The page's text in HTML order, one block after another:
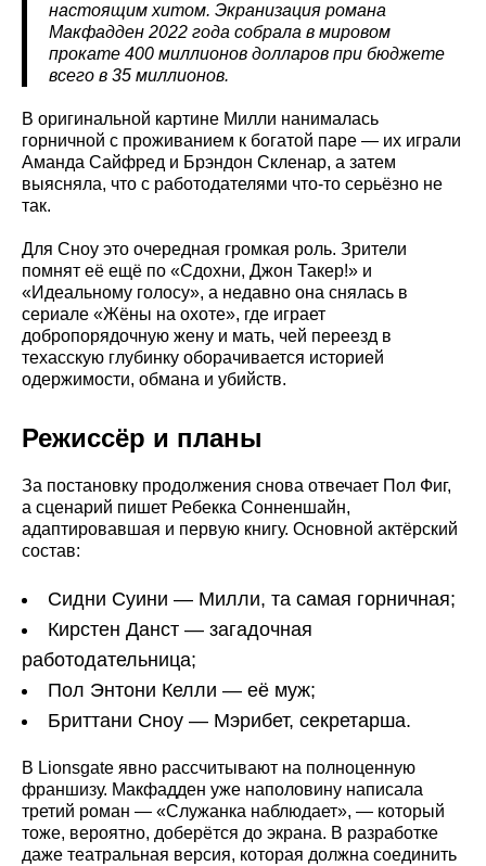
настоящим хитом. Экранизация романа
Макфадден 2022 года собрала в мировом
прокате 400 миллионов долларов при бюджете
всего в 35 миллионов.
В оригинальной картине Милли нанималась
горничной с проживанием к богатой паре — их играли
Аманда Сайфред и Брэндон Скленар, а затем
выясняла, что с работодателями что-то серьёзно не
так.
Для Сноу это очередная громкая роль. Зрители
помнят её ещё по «Сдохни, Джон Такер!» и
«Идеальному голосу», а недавно она снялась в
сериале «Жёны на охоте», где играет
добропорядочную жену и мать, чей переезд в
техасскую глубинку оборачивается историей
одержимости, обмана и убийств.
Режиссёр и планы
За постановку продолжения снова отвечает Пол Фиг,
а сценарий пишет Ребекка Сонненшайн,
адаптировавшая и первую книгу. Основной актёрский
состав:
Сидни Суини — Милли, та самая горничная;
Кирстен Данст — загадочная
работодательница;
Пол Энтони Келли — её муж;
Бриттани Сноу — Мэрибет, секретарша.
В Lionsgate явно рассчитывают на полноценную
франшизу. Макфадден уже наполовину написала
третий роман — «Служанка наблюдает», — который
тоже, вероятно, доберётся до экрана. В разработке
даже театральная версия, которая должна соединить